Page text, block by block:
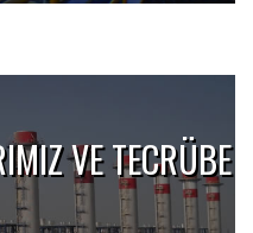
VE TECRÜBE